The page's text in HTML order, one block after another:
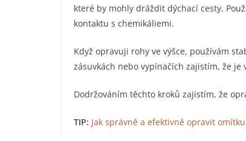
které by mohly dráždit dýchací cesty.
kontaktu s chemikáliemi.
Když opravuji rohy ve výšce, používám
zásuvkách nebo vypínačích zajistím, že
Dodržováním těchto kroků zajistím, že
TIP: Jak správně a efektivně opravit